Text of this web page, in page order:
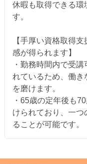
休暇も取得できる環
す。
【手厚い資格取得
感が得られます】
・勤務時間内で受
れているため、働
を磨けます。
・65歳の定年後も
けられており、一
ることが可能です。